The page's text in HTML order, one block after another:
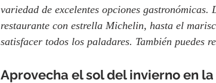
variedad de excelentes opciones
restaurante con estrella Michelin, hasta el
satisfacer todos los paladares. También puedes
Aprovecha el sol del invierno en